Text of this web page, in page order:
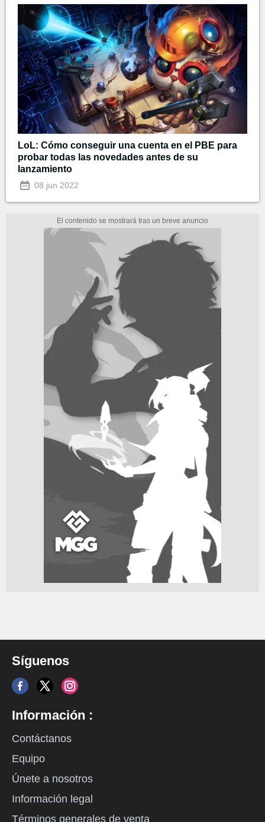
LoL: Cómo conseguir una cuenta en el PBE para
probar todas las novedades antes de su
lanzamiento
08 jun 2022
Síguenos
Información :
Contáctanos
Equipo
Únete a nosotros
Información legal
Términos generales de venta